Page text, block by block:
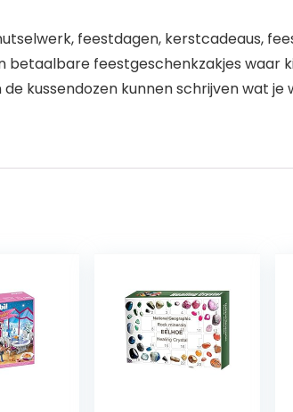
feestdagen, kerstcadeaus,
betaalbare feestgeschenkzakjes waar
kussendozen kunnen schrijven wat je